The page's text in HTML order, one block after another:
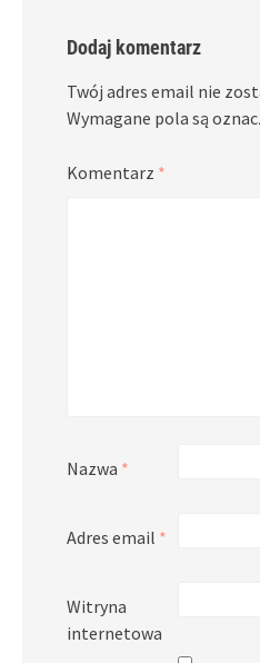
Dodaj komentarz
Twój adres email nie
Wymagane pola są
Komentarz *
Nazwa *
Adres email *
Witryna
internetowa